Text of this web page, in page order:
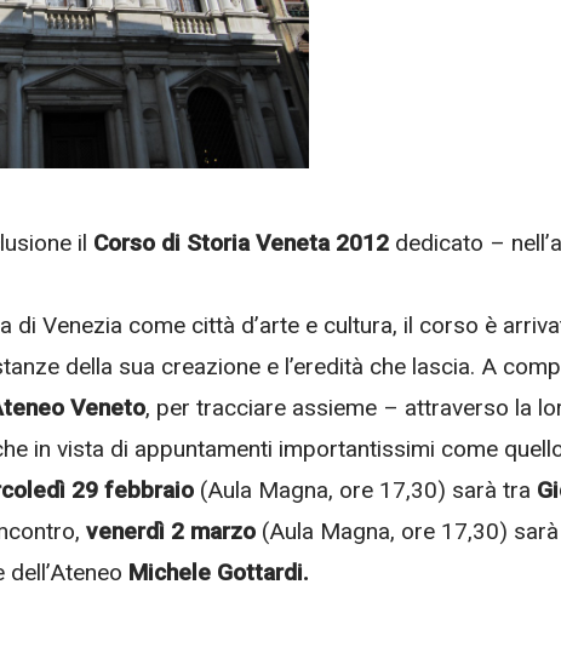
il Corso di Storia Veneta 2012 dedicato –
di Venezia come città d’arte e cultura, il corso è
della sua creazione e l’eredità che lascia. A
Veneto, per tracciare assieme – attraverso la
in vista di appuntamenti importantissimi come
29 febbraio (Aula Magna, ore 17,30) sarà tra
venerdì 2 marzo (Aula Magna, ore 17,30)
dell’Ateneo Michele Gottardi.